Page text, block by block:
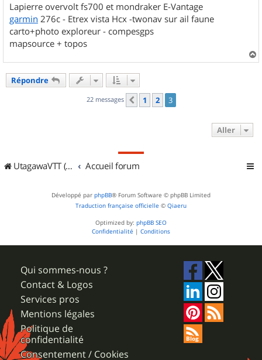
Lapierre overvolt fs700 et mondraker E-Vantage
garmin 276c - Etrex vista Hcx -twonav sur ail faune
carto+photo exploreur - compesgps
mapsource + topos
a
Répondre
22 messages Précédent
1 2 3
Aller
UtagawaVTT (Randos VTT et VTTAE avec traces GPS) Accueil forum
Développé par phpBB® Forum Software © phpBB Limited
Traduction française officielle © Qiaeru
Optimized by: phpBB SEO
Confidentialité | Conditions
Qui sommes-nous ?
Contact & Logos
Services pros
Mentions légales
Politique de
confidentialité
Consentement / Cookies